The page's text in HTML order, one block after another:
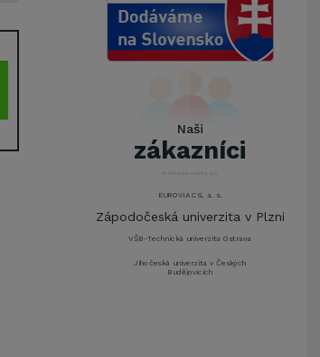
Naši
zákazníci
Metrostav a.s.
Brně,Správa kolejí a menz
Arcibiskupství pražské
Kostelecké uzeniny a.s.
EUROVIA CS, a. s.
Zápodočeská univerzita v Plzni
VŠB-Technická univerzita Ostrava
Jihočeská univerzita v Českých
Budějovicích